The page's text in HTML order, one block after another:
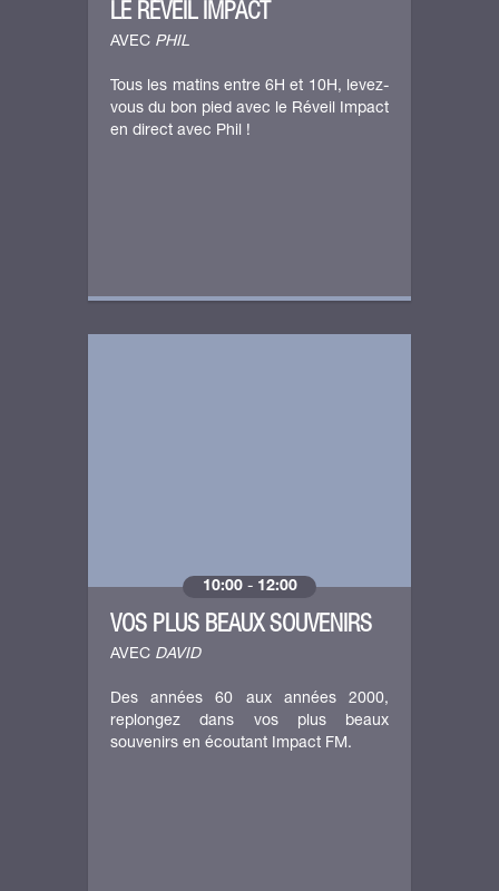
LE RÉVEIL IMPACT
AVEC PHIL
Tous les matins entre 6H et 10H, levez-
vous du bon pied avec le Réveil Impact
en direct avec Phil !
10:00- 12:00
VOS PLUS BEAUX SOUVENIRS
AVEC DAVID
Des années 60 aux années 2000,
replongez dans vos plus beaux
souvenirs en écoutant Impact FM.